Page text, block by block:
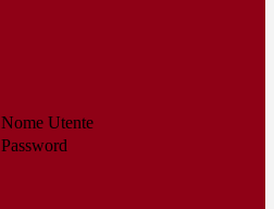
Nome Utente
Password